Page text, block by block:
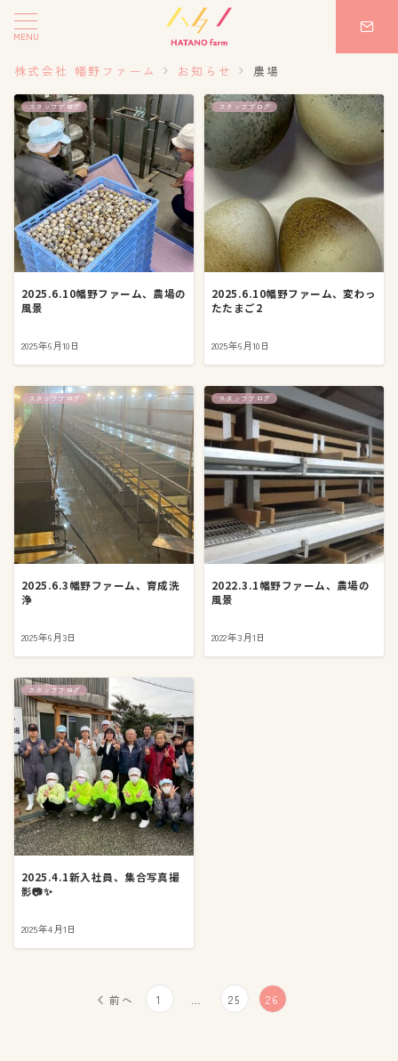
MENU
株式会社 幡野ファーム お知らせ 農場
スタッフブログ
2025.6.10幡野ファーム、農場の
風景
2025年6月10日
スタッフブログ
2025.6.10幡野ファーム、変わっ
たたまご2
2025年6月10日
スタッフブログ
2025.6.3幡野ファーム、育成洗
浄
2025年6月3日
スタッフブログ
2022.3.1幡野ファーム、農場の
風景
2022年3月1日
スタッフブログ
2025.4.1新入社員、集合写真撮
影📷✨
2025年4月1日
前へ 1 25 26